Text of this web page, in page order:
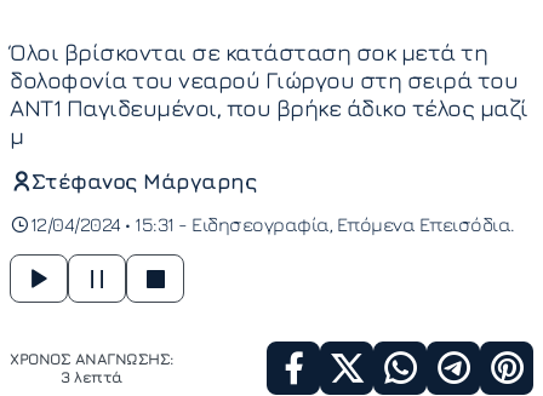
Όλοι βρίσκονται σε κατάσταση σοκ μετά τη
δολοφονία του νεαρού Γιώργου στη σειρά του
ΑΝΤ1 Παγιδευμένοι, που βρήκε άδικο τέλος μαζί
μ
Στέφανος Μάργαρης
12/04/2024 • 15:31 - Ειδησεογραφία Επόμενα Επεισόδια
ΧΡΟΝΟΣ ΑΝΑΓΝΩΣΗΣ:
3 λεπτά